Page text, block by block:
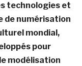
technologies et
de numérisation
mondial,
pour
modélisation